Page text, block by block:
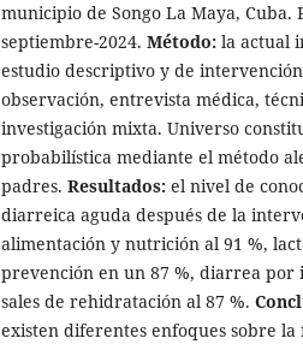
municipio de Songo La Maya,
septiembre-2024. Método: la actual
estudio descriptivo y de
observación, entrevista médica,
investigación mixta. Universo
probabilística mediante el método
padres. Resultados: el nivel de
diarreica aguda después de la
alimentación y nutrición al 91 %,
prevención en un 87 %, diarrea por
sales de rehidratación al 87 %.
existen diferentes enfoques sobre